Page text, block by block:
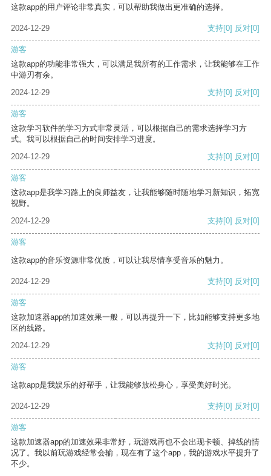
这款app的用户评论非常真实，可以帮助我做出更准确的选择。
2024-12-29 支持[0] 反对[0]
游客
这款app的功能非常强大，可以满足我所有的工作需求，让我能够在工作
中游刃有余。
2024-12-29
支持[0] 反对[0]
游客
这款学习软件的学习方式非常灵活，可以根据自己的需求选择学习方
式。我可以根据自己的时间安排学习进度。
2024-12-29
支持[0] 反对[0]
游客
这款app是我学习路上的良师益友，让我能够随时随地学习新知识，拓宽
视野。
2024-12-29
支持[0] 反对[0]
游客
这款app的音乐资源非常优质，可以让我尽情享受音乐的魅力。
2024-12-29 支持[0] 反对[0]
游客
这款加速器app的加速效果一般，可以再提升一下，比如能够支持更多地
区的线路。
2024-12-29
支持[0] 反对[0]
游客
这款app是我娱乐的好帮手，让我能够放松身心，享受美好时光。
2024-12-29 支持[0] 反对[0]
游客
这款加速器app的加速效果非常好，玩游戏再也不会出现卡顿、掉线的情
况了。我以前玩游戏经常会输，现在有了这个app，我的游戏水平提升了
不少。